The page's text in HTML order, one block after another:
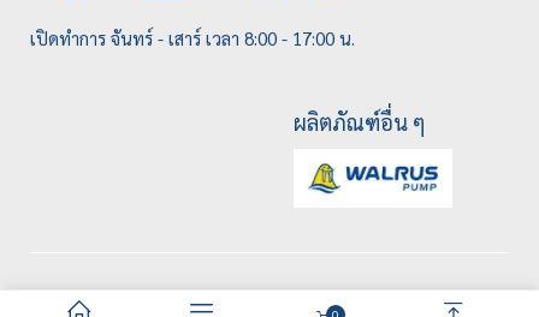
เปิดทำการ จันทร์ - เสาร์ เวลา 8:00 - 17:00 น.
ผลิตภัณฑ์อื่น ๆ